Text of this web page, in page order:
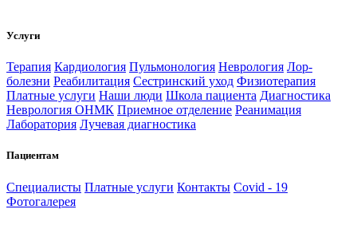
Услуги
Терапия Кардиология Пульмонология Неврология Лор-
болезни Реабилитация Сестринский уход Физиотерапия
Платные услуги Наши люди Школа пациента Диагностика
Неврология ОНМК Приемное отделение Реанимация
Лаборатория Лучевая диагностика
Пациентам
Специалисты Платные услуги Контакты Covid - 19
Фотогалерея